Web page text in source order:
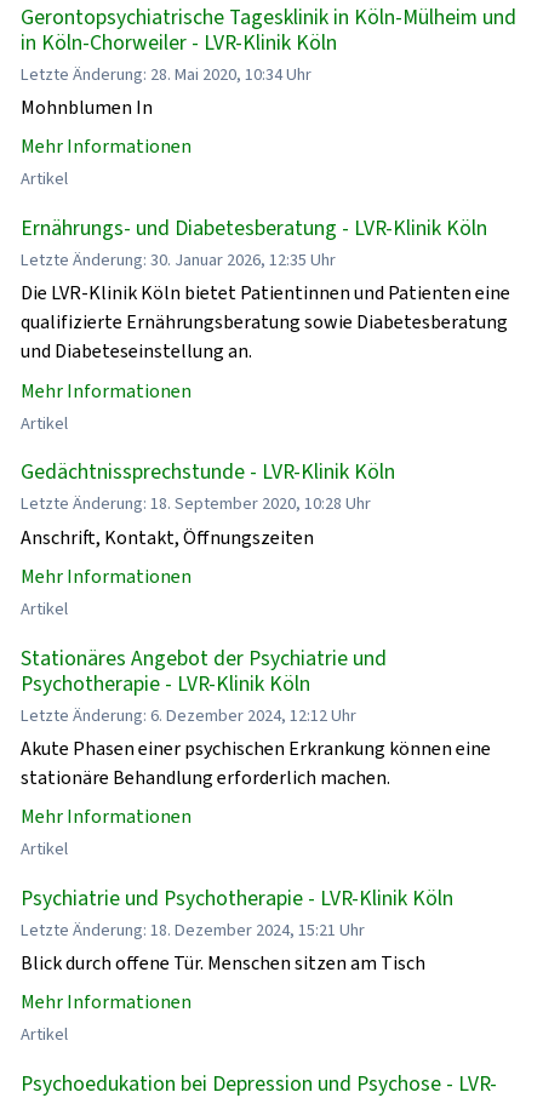
Gerontopsychiatrische Tagesklinik in Köln-Mülheim und
in Köln-Chorweiler - LVR-Klinik Köln
Letzte Änderung: 28. Mai 2020, 10:34 Uhr
Mohnblumen In
Mehr Informationen
Artikel
Ernährungs- und Diabetesberatung - LVR-Klinik Köln
Letzte Änderung: 30. Januar 2026, 12:35 Uhr
Die LVR-Klinik Köln bietet Patientinnen und Patienten eine
qualifizierte Ernährungsberatung sowie Diabetesberatung
und Diabeteseinstellung an.
Mehr Informationen
Artikel
Gedächtnissprechstunde - LVR-Klinik Köln
Letzte Änderung: 18. September 2020, 10:28 Uhr
Anschrift, Kontakt, Öffnungszeiten
Mehr Informationen
Artikel
Stationäres Angebot der Psychiatrie und
Psychotherapie - LVR-Klinik Köln
Letzte Änderung: 6. Dezember 2024, 12:12 Uhr
Akute Phasen einer psychischen Erkrankung können eine
stationäre Behandlung erforderlich machen.
Mehr Informationen
Artikel
Psychiatrie und Psychotherapie - LVR-Klinik Köln
Letzte Änderung: 18. Dezember 2024, 15:21 Uhr
Blick durch offene Tür. Menschen sitzen am Tisch
Mehr Informationen
Artikel
Psychoedukation bei Depression und Psychose - LVR-